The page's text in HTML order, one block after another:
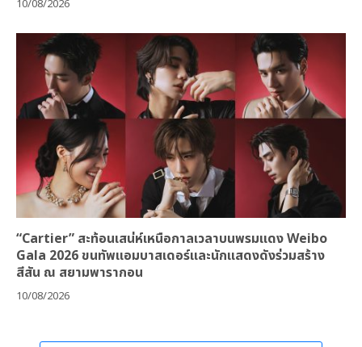
10/08/2026
“Cartier” สะท้อนเสน่ห์เหนือกาลเวลาบนพรมแดง Weibo
Gala 2026 ขนทัพแอมบาสเดอร์และนักแสดงดังร่วมสร้าง
สีสัน ณ สยามพารากอน
10/08/2026